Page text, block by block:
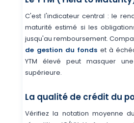
C'est l'indicateur central : le
maturité estimé si les
jusqu'au remboursement.
de gestion du fonds et à
YTM élevé peut masquer
supérieure.
La qualité de crédit du
Vérifiez la notation moyenne